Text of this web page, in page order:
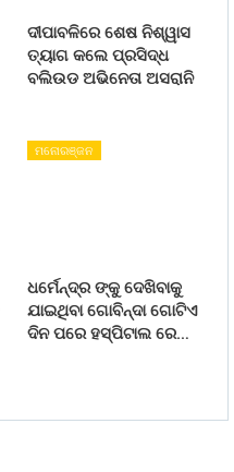
ଦୀପାବଳିରେ ଶେଷ ନିଶ୍ୱାସ
ତ୍ୟାଗ କଲେ ପ୍ରସିଦ୍ଧ
ବଲିଉଡ ଅଭିନେତା ଅସରାନି
ମନୋରଞ୍ଜନ
ଧର୍ମେନ୍ଦ୍ର ଙ୍କୁ ଦେଖିବାକୁ
ଯାଇଥିବା ଗୋବିନ୍ଦା ଗୋଟିଏ
ଦିନ ପରେ ହସ୍ପିଟାଲ ରେ…